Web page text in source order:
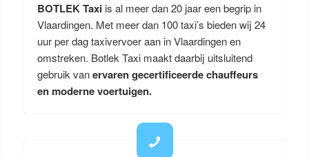
BOTLEK Taxi is al meer dan 20 jaar een begrip in
Vlaardingen. Met meer dan 100 taxi’s bieden wij 24
uur per dag taxivervoer aan in Vlaardingen en
omstreken. Botlek Taxi maakt daarbij uitsluitend
gebruik vanervaren gecertificeerde chauffeurs
en moderne voertuigen.